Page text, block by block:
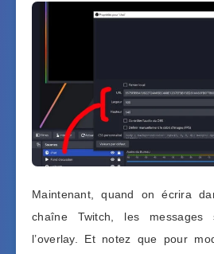
Maintenant, quand on écrira
chaîne Twitch, les messages
l’overlay. Et notez que pour